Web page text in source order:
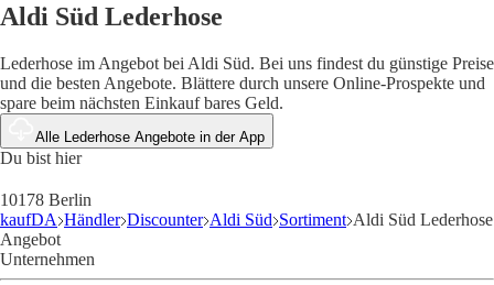
Aldi Süd Lederhose
Lederhose im Angebot bei Aldi Süd. Bei uns findest du günstige Preise
und die besten Angebote. Blättere durch unsere Online-Prospekte und
spare beim nächsten Einkauf bares Geld.
Alle Lederhose Angebote in der App
Du bist hier
10178 Berlin
kaufDA Händler Discounter Aldi Süd Sortiment Aldi Süd Lederhose
Angebot
Unternehmen